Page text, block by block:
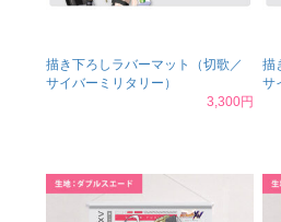
描き下ろしラバーマット（切歌／
サイバーミリタリー）
3,300円
描
サ